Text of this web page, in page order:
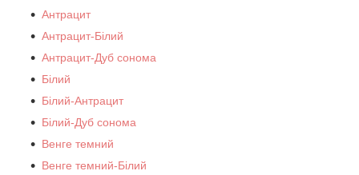
Антрацит
Антрацит-Білий
Антрацит-Дуб сонома
Білий
Білий-Антрацит
Білий-Дуб сонома
Венге темний
Венге темний-Білий